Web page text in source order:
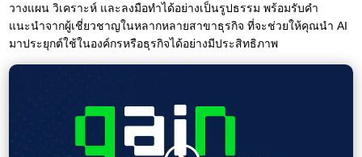
วางแผน วิเคราะห์ และลงมือทำได้อย่างเป็นรูปธรรม พร้อมรับคำ
แนะนำจากผู้เชี่ยวชาญในหลากหลายสาขาธุรกิจ ที่จะช่วยให้คุณนำ AI
มาประยุกต์ใช้ในองค์กรหรือธุรกิจได้อย่างมีประสิทธิภาพ